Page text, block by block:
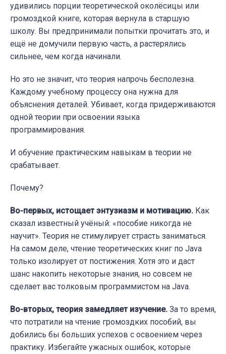
удивились порции теоретической околёсицы или
громоздкой книге, которая вернула в старшую
школу. Вы предпринимали попытки прочитать это, и
ещё не домучили первую часть, а растерялись
сильнее, чем когда начинали.
Но это не значит, что теория напрочь бесполезна.
Каждому учебному процессу она нужна для
объяснения деталей. Убивает, когда придерживаются
одной теории при освоении языка
программирования.
И обучение практическим навыкам в теории не
срабатывает.
Почему?
Во-первых, истощает энтузиазм и мотивацию. Как
сказал известный учёный: «пособие никогда не
научит». Теория не стимулирует страсть заниматься.
На самом деле, чтение теоретических книг по Java
только изолирует от постижения. Хотя это и даст
шанс накопить некоторые знания, но совсем не
сделает вас толковым программистом на Java.
Во-вторых, теория замедляет изучение. За то время,
что потратили на чтение громоздких пособий, вы
добились бы больших успехов с освоением через
практику. Избегайте ужасных ошибок, которые